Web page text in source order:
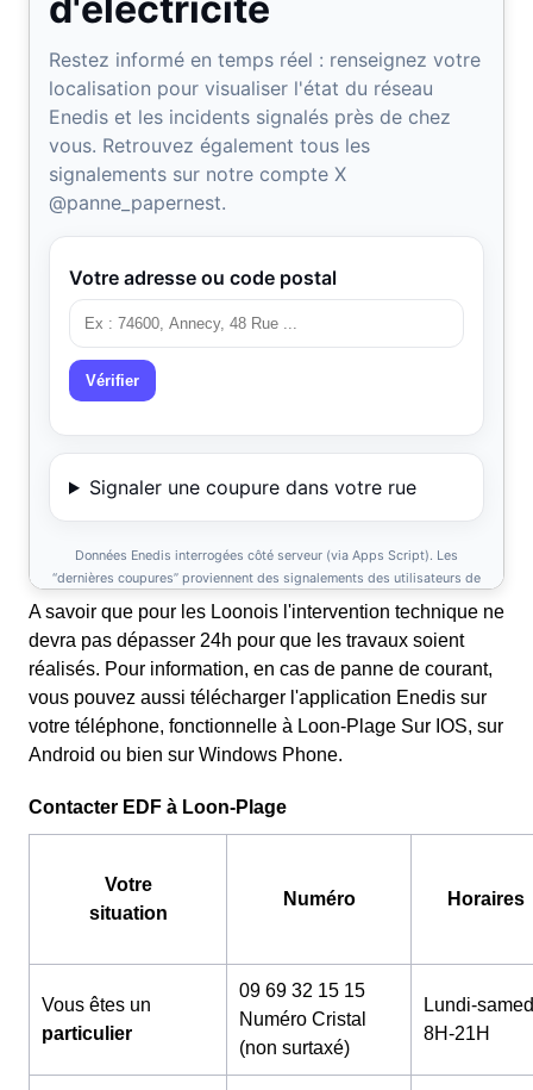
A savoir que pour les Loonois l'intervention technique ne
devra pas dépasser 24h pour que les travaux soient
réalisés. Pour information, en cas de panne de courant,
vous pouvez aussi télécharger l'application Enedis sur
votre téléphone, fonctionnelle à Loon-Plage Sur IOS, sur
Android ou bien sur Windows Phone.
Contacter EDF à Loon-Plage
Votre
situation
Numéro Horaires
Vous êtes un
particulier
09 69 32 15 15
Numéro Cristal
(non surtaxé)
Lundi-
8H-21H